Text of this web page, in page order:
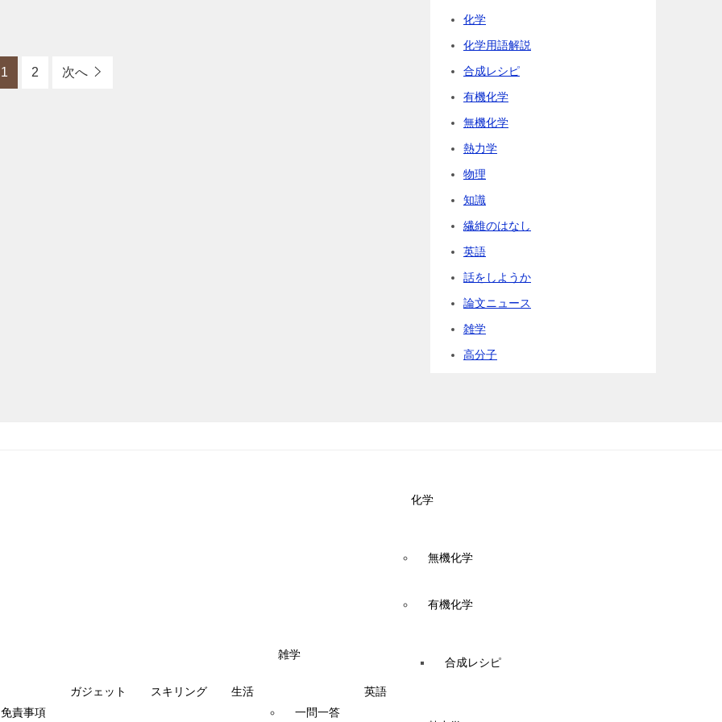
1 2 次へ
化学
化学用語解説
合成レシピ
有機化学
無機化学
熱力学
物理
知識
繊維のはなし
英語
話をしようか
論文ニュース
雑学
高分子
責事項
ガジェット スキリング 生活
雑学
一問一答
英語
化学
無機化学
有機化学
合成レシピ